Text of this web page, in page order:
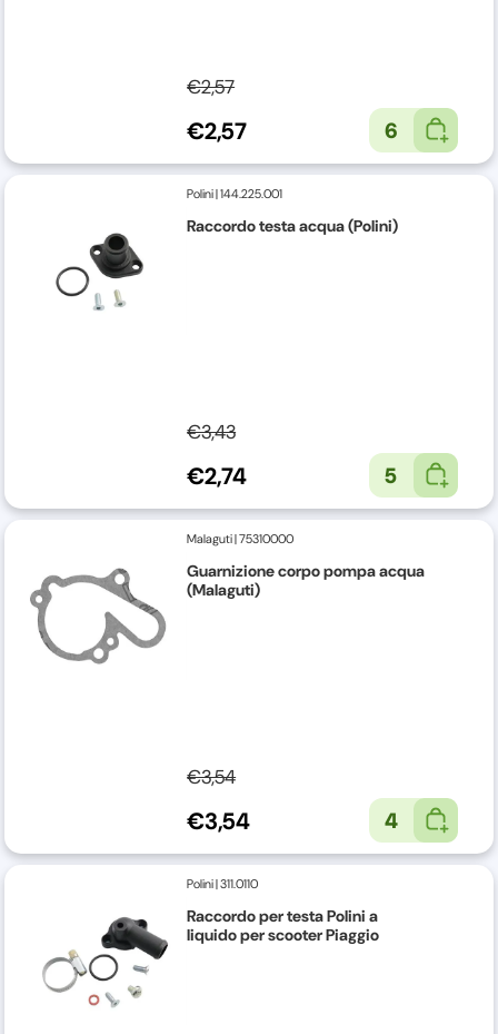
€2,57
€2,57 6
Polini|144.225.001
Raccordo testa acqua (Polini)
€3,43
€2,74 5
Malaguti|75310000
Guarnizione corpo pompa acqua
(Malaguti)
€3,54
€3,54 4
Polini|311.0110
Raccordo per testa Polini a
liquido per scooter Piaggio